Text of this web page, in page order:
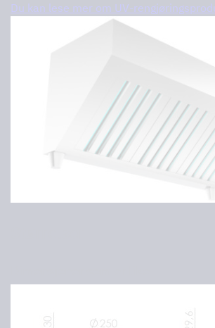
Du kan lese mer om UV-